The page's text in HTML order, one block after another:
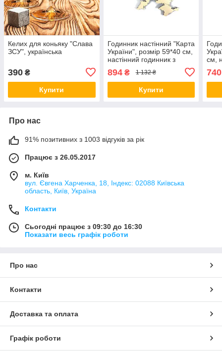
Келих для коньяку "Слава
ЗСУ", українська
390 ₴
Купити
Годинник настінний "Карта
України", розмір 59*40 см,
настінний годинник з
білий Люкс качество!+
894₴ 1 132 ₴
Купити
см,
740
Про нас
91% позитивних з 1003 відгуків за рік
Працює з 26.05.2017
м. Київ
вул. Євгена Харченка, 18, Індекс: 02088 Київська
область, Київ, Україна
Контакти
Сьогодні працює з 09:30 до 16:30
Показати весь графік роботи
Про нас
Контакти
Доставка та оплата
Графік роботи